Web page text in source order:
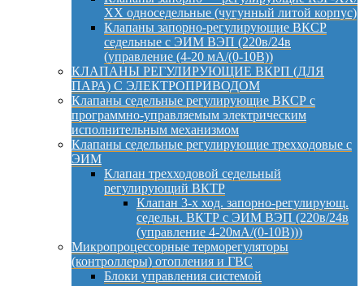
ХХ односедельные (чугунный литой корпус)
Клапаны запорно-регулирующие ВКСР
седельные с ЭИМ ВЭП (220в/24в
(управление (4-20 мА/(0-10В))
КЛАПАНЫ РЕГУЛИРУЮЩИЕ ВКРП (ДЛЯ
ПАРА) С ЭЛЕКТРОПРИВОДОМ
Клапаны седельные регулирующие ВКСР с
программно-управляемым электрическим
исполнительным механизмом
Клапаны седельные регулирующие трехходовые с
ЭИМ
Клапан трехходовой седельный
регулирующий ВКТР
Клапан 3-х ход. запорно-регулирующ.
седельн. ВКТР с ЭИМ ВЭП (220в/24в
(управление 4-20мА/(0-10В)))
Микропроцессорные терморегуляторы
(контроллеры) отопления и ГВС
Блоки управления системой